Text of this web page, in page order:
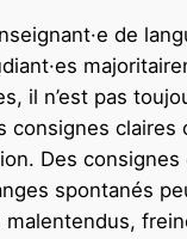
de
il n’est pas
consignes claires
Des consignes
spontanés
malentendus,